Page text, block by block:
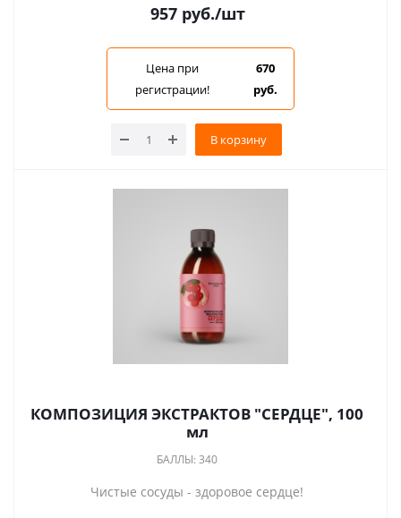
957руб./шт
Цена при
регистрации!
670
руб.
В корзину
КОМПОЗИЦИЯ ЭКСТРАКТОВ "СЕРДЦЕ", 100
мл
БАЛЛЫ: 340
Чистые сосуды - здоровое сердце!